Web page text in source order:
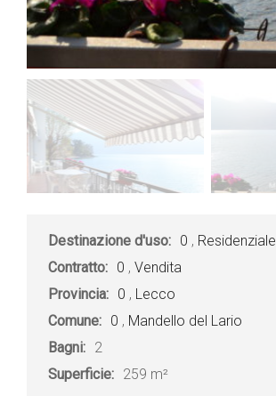
Destinazione d'uso: 0 , Residenziale
Contratto: 0 , Vendita
Provincia: 0 , Lecco
Comune: 0 , Mandello del Lario
Bagni: 2
Superficie: 259 m²